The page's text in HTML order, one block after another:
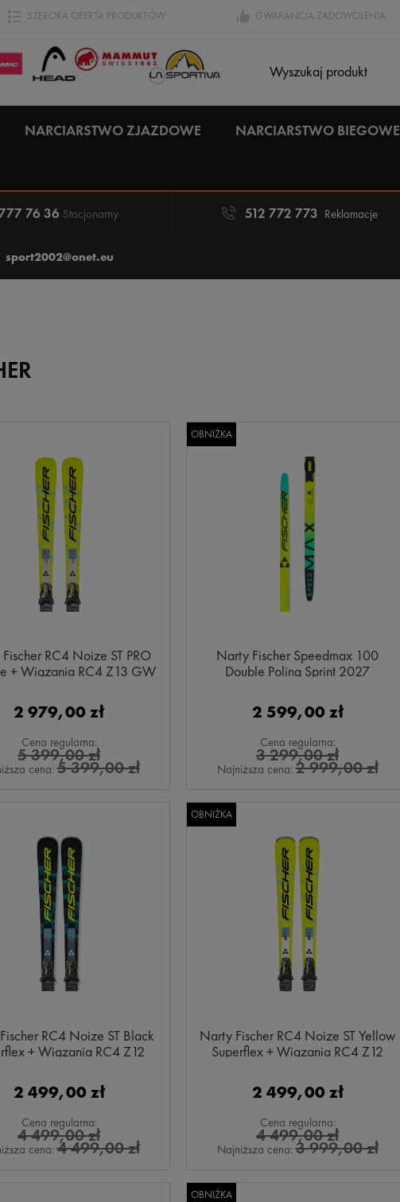
SZEROKA OFERTA PRODUKTÓW GWARANCJA ZADOWOLENIA
NARCIARSTWO ZJAZDOWE NARCIARSTWO BIEGOWE
76 36 Stacjonarny 512 772 773 Reklamacje
sport2002@onet.eu
RC4 Noize ST PRO
+ Wiązania RC4 Z13 GW
2 979,00 zł
Cena regularna:
5 399,00 zł
cena:5 399,00 zł
Narty Fischer Speedmax 100
Double Poling Sprint 2027
2 599,00 zł
Cena regularna:
3 299,00 zł
Najniższa cena:2 999,00 zł
OBNIŻKA
RC4 Noize ST Black
+ Wiązania RC4 Z12
2 499,00 zł
Cena regularna:
4 499,00 zł
cena:4 499,00 zł
Narty Fischer RC4 Noize ST Yellow
Superflex + Wiązania RC4 Z12
2 499,00 zł
Cena regularna:
4 499,00 zł
Najniższa cena:3 999,00 zł
OBNIŻKA
OBNIŻKA